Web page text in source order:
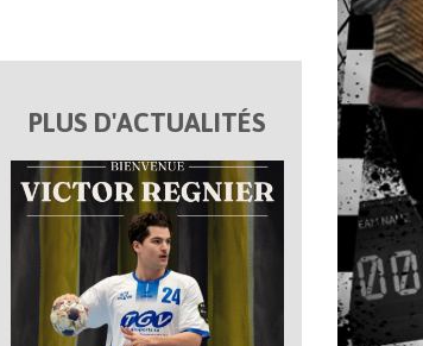
PLUS D'ACTUALITÉS